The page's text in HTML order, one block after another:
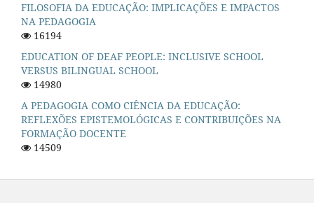
FILOSOFIA DA EDUCAÇÃO: IMPLICAÇÕES E IMPACTOS
NA PEDAGOGIA
16194
EDUCATION OF DEAF PEOPLE: INCLUSIVE SCHOOL
VERSUS BILINGUAL SCHOOL
14980
A PEDAGOGIA COMO CIÊNCIA DA EDUCAÇÃO:
REFLEXÕES EPISTEMOLÓGICAS E CONTRIBUIÇÕES NA
FORMAÇÃO DOCENTE
14509